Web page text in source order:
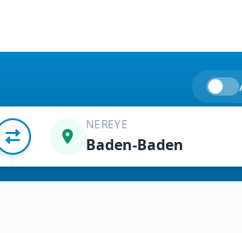
NEREYE
Baden-Baden